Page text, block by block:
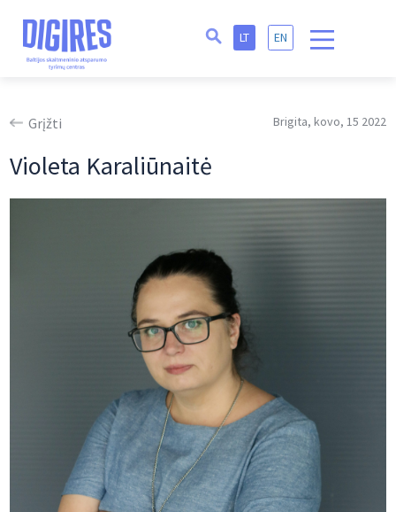
LT EN
Grįžti Brigita, kovo, 15 2022
Violeta Karaliūnaitė